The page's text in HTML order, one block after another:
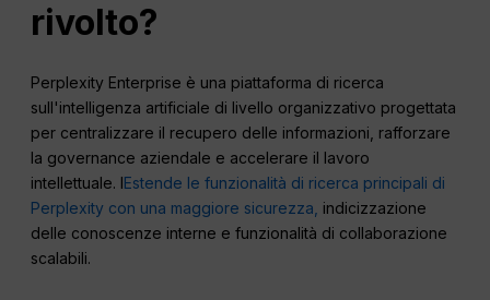
rivolto?
Perplexity Enterprise è una piattaforma di ricerca
sull'intelligenza artificiale di livello organizzativo progettata
per centralizzare il recupero delle informazioni, rafforzare
la governance aziendale e accelerare il lavoro
intellettuale. I Estende le funzionalità di ricerca principali di
Perplexity con una maggiore sicurezza, indicizzazione
delle conoscenze interne e funzionalità di collaborazione
scalabili.